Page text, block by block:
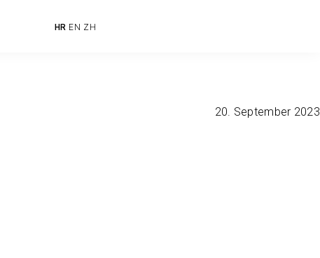
HR EN ZH
20. September 2023